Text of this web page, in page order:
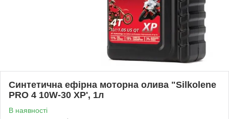
Синтетична ефірна моторна олива "Silkolene
PRO 4 10W-30 XP', 1л
В наявності